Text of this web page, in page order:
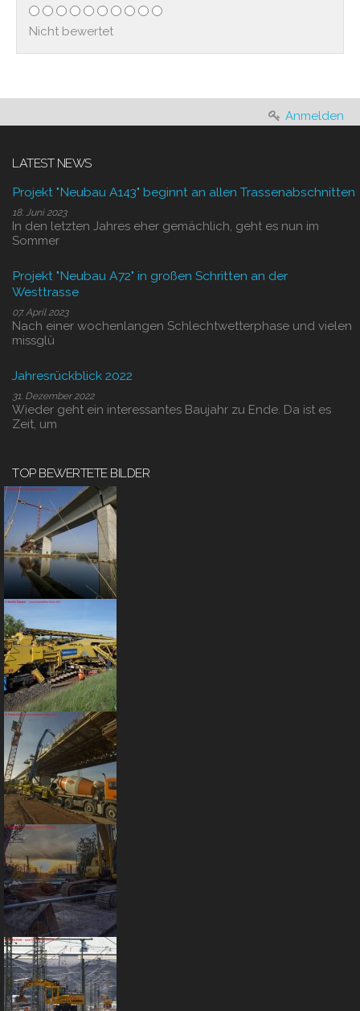
Nicht bewertet
Anmelden
LATEST NEWS
Projekt "Neubau A143" beginnt an allen Trassenabschnitten
18. Juni 2023
In den letzten Jahres eher gemächlich, geht es nun im
Sommer
Projekt "Neubau A72" in großen Schritten an der
Westtrasse
07. April 2023
Nach einer wochenlangen Schlechtwetterphase und vielen
missglü
Jahresrückblick 2022
31. Dezember 2022
Wieder geht ein interessantes Baujahr zu Ende. Da ist es
Zeit, um
TOP BEWERTETE BILDER